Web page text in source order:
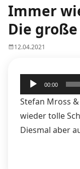
Immer
Die
12.04.2021
Audio-
Player
00:00
Stefan Mross
wieder tolle
Diesmal aber